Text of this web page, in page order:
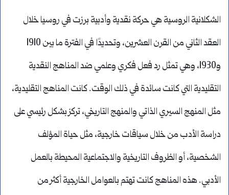
الشكلانية الروسية هي حركة نقدية وأدبية برزت في روسيا خلال
العقد الثاني من القرن العشرين، وتحديدًا في الفترة ما بين 1910
و1930، وهي تمثل رد فعل فكري وعلمي ضد المناهج النقدية
التقليدية التي كانت سائدة في ذلك الوقت. كانت المناهج التقليدية،
مثل المنهج السيري الذاتي والمنهج التاريخي، تركز بشكل رئيسي على
دراسة الأدب من خلال سياقات خارجية، مثل حياة المؤلف
الشخصية، أو الظروف التاريخية والاجتماعية المحيطة بالعمل
الأدبي. هذه المناهج كانت تهتم بالعوامل الخارجية أكثر من